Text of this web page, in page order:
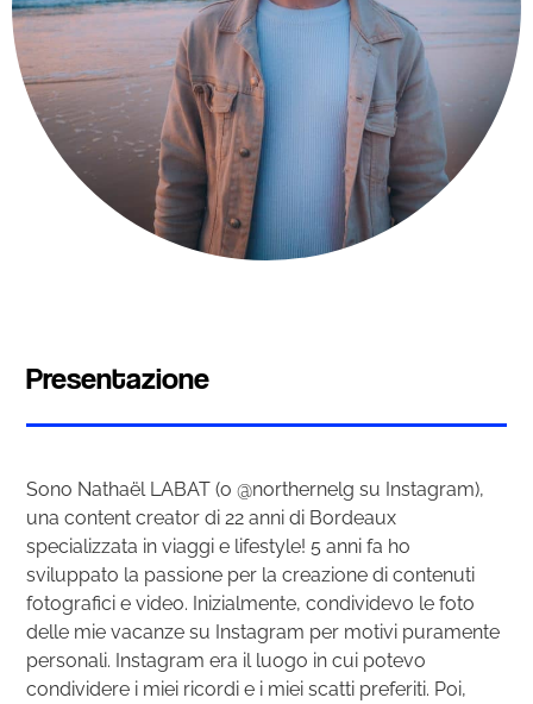
Presentazione
Sono Nathaël LABAT (o @northernelg su Instagram),
una content creator di 22 anni di Bordeaux
specializzata in viaggi e lifestyle! 5 anni fa ho
sviluppato la passione per la creazione di contenuti
fotografici e video. Inizialmente, condividevo le foto
delle mie vacanze su Instagram per motivi puramente
personali. Instagram era il luogo in cui potevo
condividere i miei ricordi e i miei scatti preferiti. Poi,